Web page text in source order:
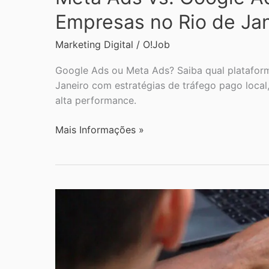
Empresas no Rio de
Marketing Digital / O!Job
Google Ads ou Meta Ads? Saiba qual
Janeiro com estratégias de tráfego pago
alta performance.
Mais Informações »